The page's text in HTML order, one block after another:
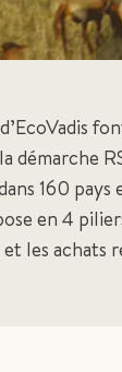
160
en 4
les achats